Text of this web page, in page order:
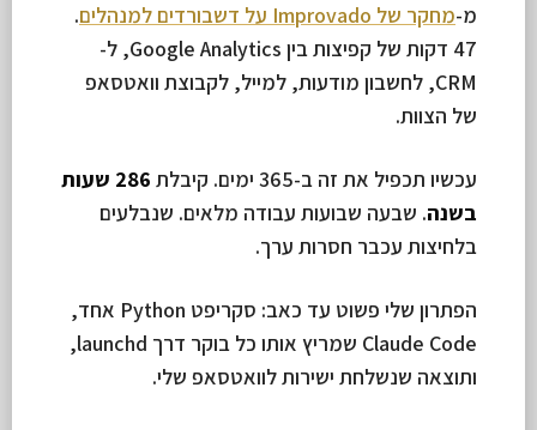
מ-מחקר של Improvado על דשבורדים למנהלים
.
47 דקות של קפיצות בין Google Analytics, ל-
CRM, לחשבון מודעות, למייל, לקבוצת וואטסאפ
של הצוות.
עכשיו תכפיל את זה ב-365 ימים. קיבלת
286 שעות
בשנה. שבעה שבועות עבודה מלאים. שנבלעים
בלחיצות עכבר חסרות ערך.
הפתרון שלי פשוט עד כאב: סקריפט Python אחד,
Claude Code שמריץ אותו כל בוקר דרך launchd,
ותוצאה שנשלחת ישירות לוואטסאפ שלי.